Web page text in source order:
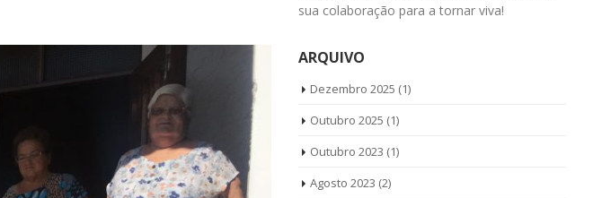
sua colaboração para a tornar viva!
ARQUIVO
Dezembro 2025 (1)
Outubro 2025 (1)
Outubro 2023 (1)
Agosto 2023 (2)